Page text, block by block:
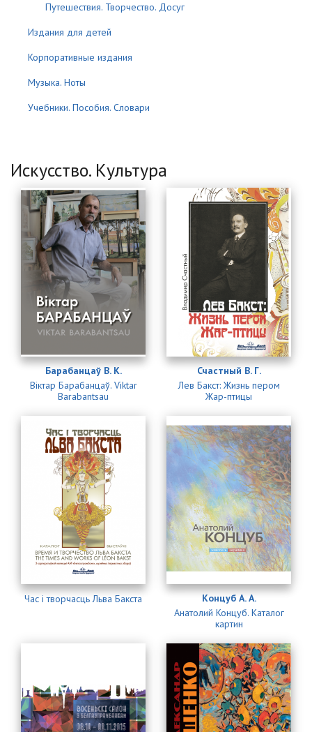
Путешествия. Творчество. Досуг
Издания для детей
Корпоративные издания
Музыка. Ноты
Учебники. Пособия. Словари
Искусство. Культура
Барабанцаў В. К.
Віктар Барабанцаў. Viktar
Barabantsau
Счастный В. Г.
Лев Бакст: Жизнь пером
Жар-птицы
Час i творчасць Льва Бакста
Концуб А. А.
Анатолий Концуб. Каталог
картин
Страницы